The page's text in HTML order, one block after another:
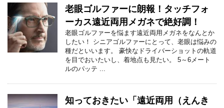
老眼ゴルファーに朗報！タッチフォ
ーカス遠近両用メガネで絶好調！
老眼ゴルファーを悩ます遠近両用メガネをなんとか
したい！ シニアゴルファーにとって、老眼は悩みの
種だといいます。 豪快なドライバーショットの軌道
を目でおいたいし、着地点も見たい。 5～6メート
ルのパッテ ...
知っておきたい「遠近両用（えんき